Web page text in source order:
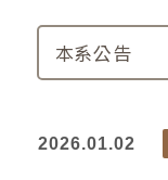
本系公告
2026.01.02